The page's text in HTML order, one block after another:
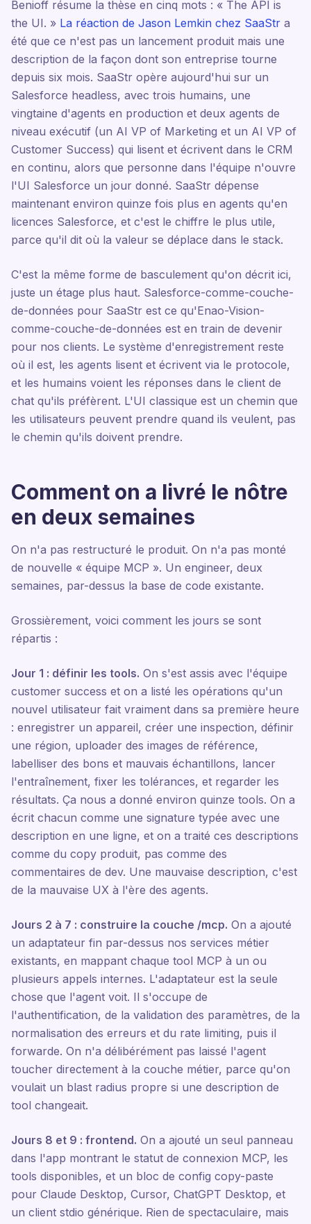
Benioff résume la thèse en cinq mots : « The API is
the UI. » La réaction de Jason Lemkin chez SaaStr a
été que ce n'est pas un lancement produit mais une
description de la façon dont son entreprise tourne
depuis six mois. SaaStr opère aujourd'hui sur un
Salesforce headless, avec trois humains, une
vingtaine d'agents en production et deux agents de
niveau exécutif (un AI VP of Marketing et un AI VP of
Customer Success) qui lisent et écrivent dans le CRM
en continu, alors que personne dans l'équipe n'ouvre
l'UI Salesforce un jour donné. SaaStr dépense
maintenant environ quinze fois plus en agents qu'en
licences Salesforce, et c'est le chiffre le plus utile,
parce qu'il dit où la valeur se déplace dans le stack.
C'est la même forme de basculement qu'on décrit ici,
juste un étage plus haut. Salesforce-comme-couche-
de-données pour SaaStr est ce qu'Enao-Vision-
comme-couche-de-données est en train de devenir
pour nos clients. Le système d'enregistrement reste
où il est, les agents lisent et écrivent via le protocole,
et les humains voient les réponses dans le client de
chat qu'ils préfèrent. L'UI classique est un chemin que
les utilisateurs peuvent prendre quand ils veulent, pas
le chemin qu'ils doivent prendre.
Comment on a livré le nôtre
en deux semaines
On n'a pas restructuré le produit. On n'a pas monté
de nouvelle « équipe MCP ». Un engineer, deux
semaines, par-dessus la base de code existante.
Grossièrement, voici comment les jours se sont
répartis :
Jour 1 : définir les tools. On s'est assis avec l'équipe
customer success et on a listé les opérations qu'un
nouvel utilisateur fait vraiment dans sa première heure
: enregistrer un appareil, créer une inspection, définir
une région, uploader des images de référence,
labelliser des bons et mauvais échantillons, lancer
l'entraînement, fixer les tolérances, et regarder les
résultats. Ça nous a donné environ quinze tools. On a
écrit chacun comme une signature typée avec une
description en une ligne, et on a traité ces descriptions
comme du copy produit, pas comme des
commentaires de dev. Une mauvaise description, c'est
de la mauvaise UX à l'ère des agents.
Jours 2 à 7 : construire la couche /mcp. On a ajouté
un adaptateur fin par-dessus nos services métier
existants, en mappant chaque tool MCP à un ou
plusieurs appels internes. L'adaptateur est la seule
chose que l'agent voit. Il s'occupe de
l'authentification, de la validation des paramètres, de la
normalisation des erreurs et du rate limiting, puis il
forwarde. On n'a délibérément pas laissé l'agent
toucher directement à la couche métier, parce qu'on
voulait un blast radius propre si une description de
tool changeait.
Jours 8 et 9 : frontend. On a ajouté un seul panneau
dans l'app montrant le statut de connexion MCP, les
tools disponibles, et un bloc de config copy-paste
pour Claude Desktop, Cursor, ChatGPT Desktop, et
un client stdio générique. Rien de spectaculaire, mais